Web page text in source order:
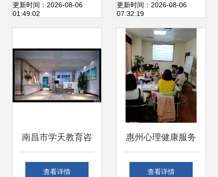
选择适合孩子的幼
更新时间：2026-08-06
01:49:02
务新标杆
更新时间：2026-08-06
07:32:19
南昌市学天教育咨
询
查看详情
惠州心理健康服务
深度解析 从青少年
查看详情